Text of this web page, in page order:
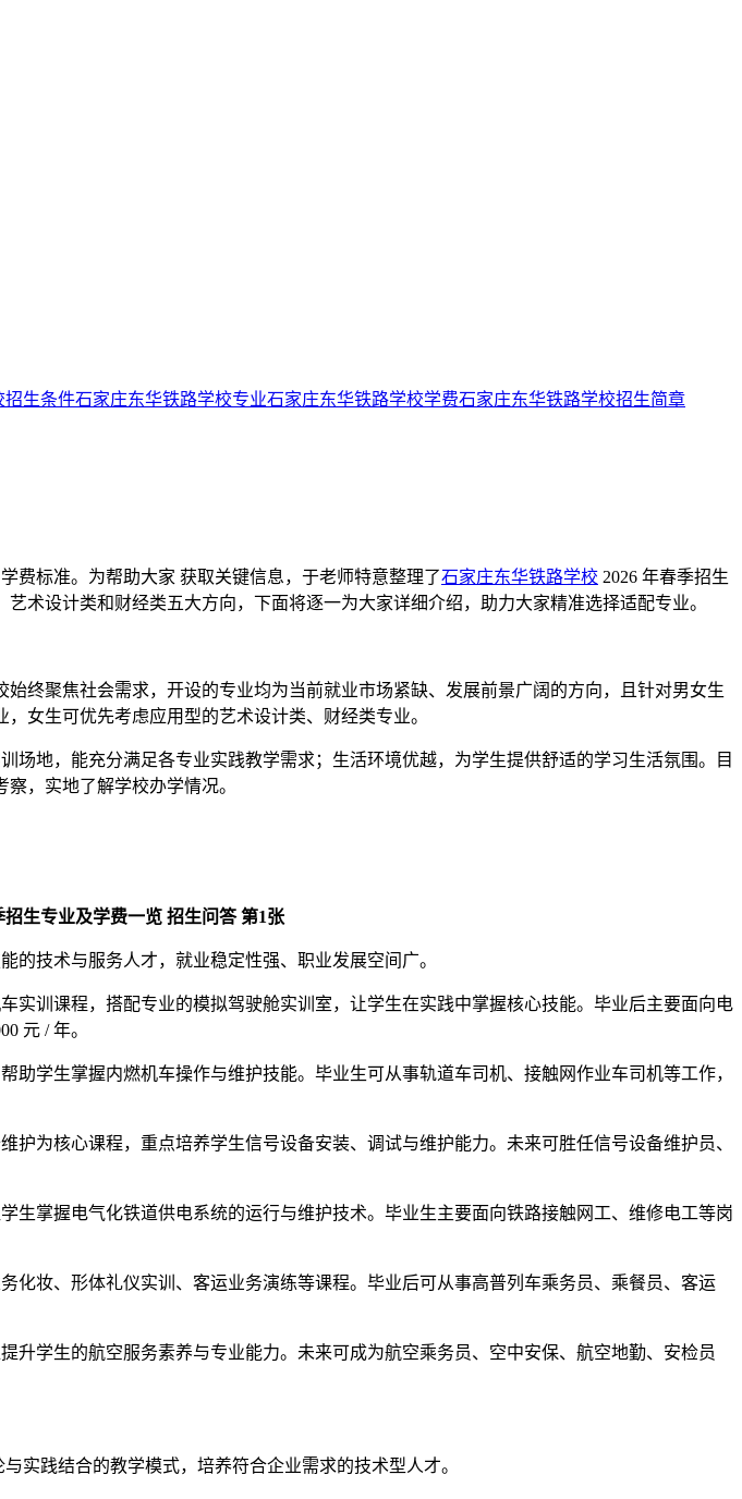
招生条件石家庄东华铁路学校专业石家庄东华铁路学校学费石家庄东华铁路学校招生简章
费标准。为帮助大家 获取关键信息，于老师特意整理了石家庄东华铁路学校 2026 年春季招生
术设计类和财经类五大方向，下面将逐一为大家详细介绍，助力大家精准选择适配专业。
始终聚焦社会需求，开设的专业均为当前就业市场紧缺、发展前景广阔的方向，且针对男女生
女生可优先考虑应用型的艺术设计类、财经类专业。
地，能充分满足各专业实践教学需求；生活环境优越，为学生提供舒适的学习生活氛围。目
，实地了解学校办学情况。
的技术与服务人才，就业稳定性强、职业发展空间广。
训课程，搭配专业的模拟驾驶舱实训室，让学生在实践中掌握核心技能。毕业后主要面向电
元 / 年。
学生掌握内燃机车操作与维护技能。毕业生可从事轨道车司机、接触网作业车司机等工作，
为核心课程，重点培养学生信号设备安装、调试与维护能力。未来可胜任信号设备维护员、
掌握电气化铁道供电系统的运行与维护技术。毕业生主要面向铁路接触网工、维修电工等岗
妆、形体礼仪实训、客运业务演练等课程。毕业后可从事高普列车乘务员、乘餐员、客运
学生的航空服务素养与专业能力。未来可成为航空乘务员、空中安保、航空地勤、安检员
实践结合的教学模式，培养符合企业需求的技术型人才。